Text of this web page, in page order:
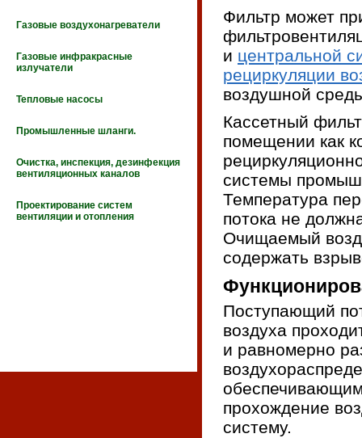
Газовые воздухонагреватели
Газовые инфракрасные
излучатели
Тепловые насосы
Промышленные шланги.
Очистка, инспекция, дезинфекция
вентиляционных каналов
Проектирование систем
вентиляции и отопления
Фильтр может
и центральной
рециркуляции
воздушной
Кассетный
помещении как
системы
Температура
потока не
Очищаемый
содержать
Поступающий
воздуха
и равномерно
прохождение
систему.